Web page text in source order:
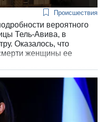
Происшествия
вероятного
Тель-Авива, в
Оказалось, что
женщины ее
жизни.